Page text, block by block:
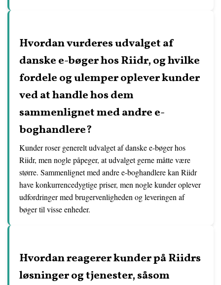
Hvordan vurderes udvalget af
danske e-bøger hos Riidr, og hvilke
fordele og ulemper oplever kunder
ved at handle hos dem
sammenlignet med andre e-
boghandlere?
Kunder roser generelt udvalget af danske e-bøger hos
Riidr, men nogle påpeger, at udvalget gerne måtte være
større. Sammenlignet med andre e-boghandlere kan Riidr
have konkurrencedygtige priser, men nogle kunder oplever
udfordringer med brugervenligheden og leveringen af
bøger til visse enheder.
Hvordan reagerer kunder på Riidrs
løsninger og tjenester, såsom